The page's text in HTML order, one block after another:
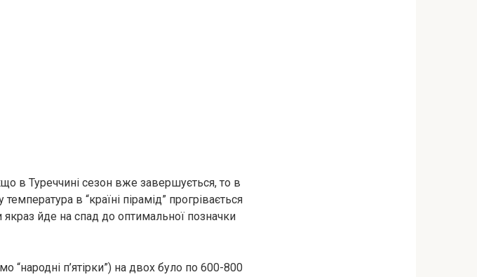
в Туреччині сезон вже завершується, то в
в “країні пірамід” прогрівається
якраз йде на спад до оптимальної позначки
“народні п’ятірки”) на двох було по 600-800